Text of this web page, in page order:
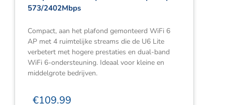
573/2402Mbps
Compact, aan het plafond gemonteerd WiFi 6
AP met 4 ruimtelijke streams die de U6 Lite
verbetert met hogere prestaties en dual-band
WiFi 6-ondersteuning. Ideaal voor kleine en
middelgrote bedrijven.
€109.99